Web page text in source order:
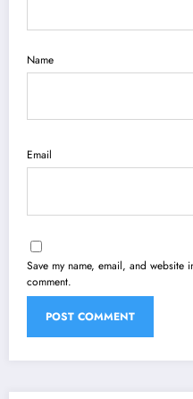
Name
Email
Save my name, email, and website
comment.